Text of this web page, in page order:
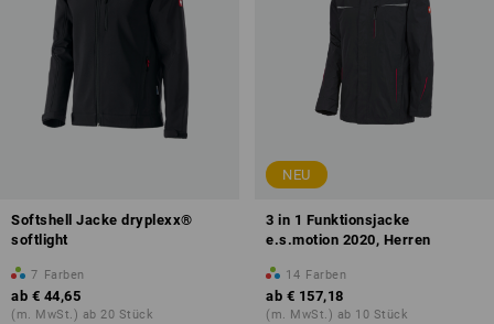
Softshell Jacke dryplexx®
softlight
7 Farben
ab € 44,65
(m. MwSt.) ab 20 Stück
NEU
3 in 1 Funktionsjacke
e.s.motion 2020, Herren
14 Farben
ab € 157,18
(m. MwSt.) ab 10 Stück